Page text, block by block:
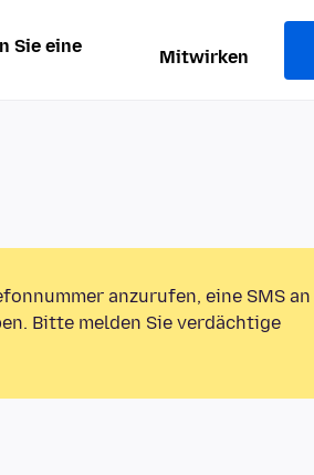
Sie eine
Mitwirken
anzurufen, eine SMS an
Bitte melden Sie verdächtige